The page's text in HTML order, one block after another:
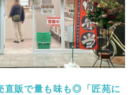
直販で量も味も◎「匠苑に